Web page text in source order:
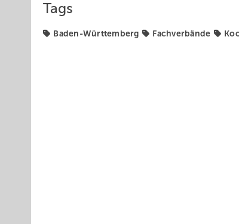
Tags
Baden-Württemberg Fachverbände